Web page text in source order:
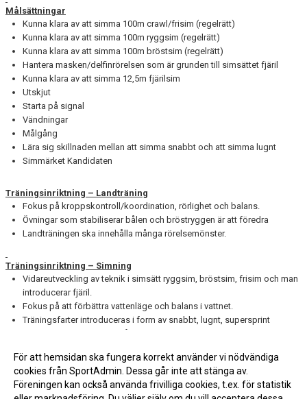
Målsättningar
Kunna klara av att simma 100m crawl/frisim (regelrätt)
Kunna klara av att simma 100m ryggsim (regelrätt)
Kunna klara av att simma 100m bröstsim (regelrätt)
Hantera masken/delfinrörelsen som är grunden till simsättet fjäril
Kunna klara av att simma 12,5m fjärilsim
Utskjut
Starta på signal
Vändningar
Målgång
Lära sig skillnaden mellan att simma snabbt och att simma lugnt
Simmärket Kandidaten
Träningsinriktning – Landträning
Fokus på kroppskontroll/koordination, rörlighet och balans.
Övningar som stabiliserar bålen och bröstryggen är att föredra
Landträningen ska innehålla många rörelsemönster.
Träningsinriktning – Simning
Vidareutveckling av teknik i simsätt ryggsim, bröstsim, frisim och man
introducerar fjäril.
Fokus på att förbättra vattenläge och balans i vattnet.
Träningsfarter introduceras i form av snabbt, lugnt, supersprint
För att hemsidan ska fungera korrekt använder vi nödvändiga
cookies från SportAdmin. Dessa går inte att stänga av.
Föreningen kan också använda frivilliga cookies, t.ex. för statistik